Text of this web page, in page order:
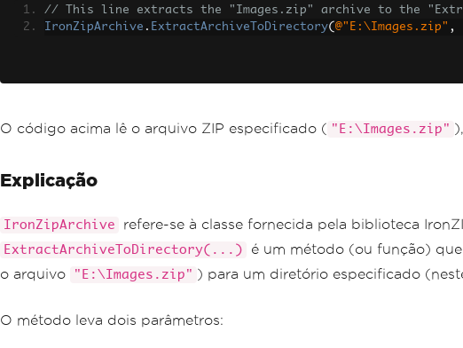
// This line extracts the "Images.zip" archive to the
IronZipArchive . ExtractArchiveToDirectory( @"E:\Images.zip" ,
O código acima lê o arquivo ZIP especificado ( "E:\Images.zip"
Explicação
IronZipArchive refere-se à classe fornecida pela biblioteca
ExtractArchiveToDirectory(...) é um método (ou função) que
o arquivo
"E:\Images.zip" ) para um diretório especificado
O método leva dois parâmetros: